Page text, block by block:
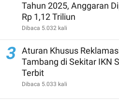
Tahun 2025, Anggaran
Rp 1,12 Triliun
Dibaca 5.032 kali
3 Aturan Khusus
Tambang di Sekitar IKN
Terbit
Dibaca 5.033 kali